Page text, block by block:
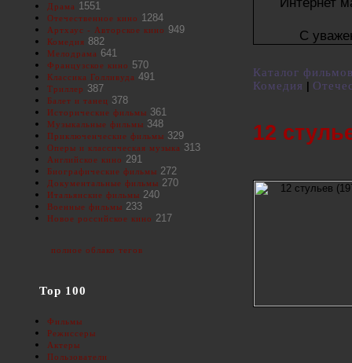
С
Каталог
Комедия
12
Драма 1551
Отечественное кино 1284
Артхаус - Авторское кино 949
Комедия 882
Мелодрама 641
Французское кино 570
Классика Голливуда 491
Триллер 387
Балет и танец 378
Исторические фильмы 361
Музыкальные фильмы 348
Приключенческие фильмы 329
Оперы и классическая музыка 313
Английское кино 291
Биографические фильмы 272
Документальные фильмы 270
Итальянские фильмы 240
Военные фильмы 233
Новое российское кино 217
полное облако тегов
Top 100
Фильмы
Режиссеры
Актеры
Пользователи